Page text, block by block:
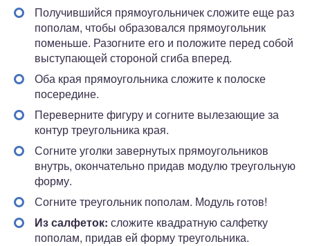
Получившийся прямоугольничек сложите еще раз
пополам, чтобы образовался прямоугольник
поменьше. Разогните его и положите перед собой
выступающей стороной сгиба вперед.
Оба края прямоугольника сложите к полоске
посередине.
Переверните фигуру и согните вылезающие за
контур треугольника края.
Согните уголки завернутых прямоугольников
внутрь, окончательно придав модулю треугольную
форму.
Согните треугольник пополам. Модуль готов!
Из салфеток: сложите квадратную салфетку
пополам, придав ей форму треугольника.